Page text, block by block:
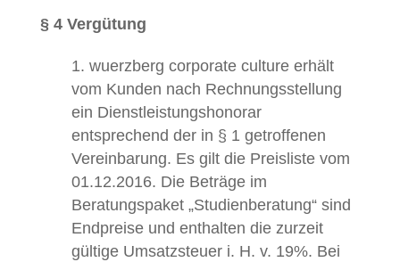
§ 4 Vergütung
wuerzberg corporate culture erhält
vom Kunden nach Rechnungsstellung
ein Dienstleistungshonorar
entsprechend der in § 1 getroffenen
Vereinbarung. Es gilt die Preisliste vom
01.12.2016. Die Beträge im
Beratungspaket „Studienberatung“ sind
Endpreise und enthalten die zurzeit
gültige Umsatzsteuer i. H. v. 19%. Bei